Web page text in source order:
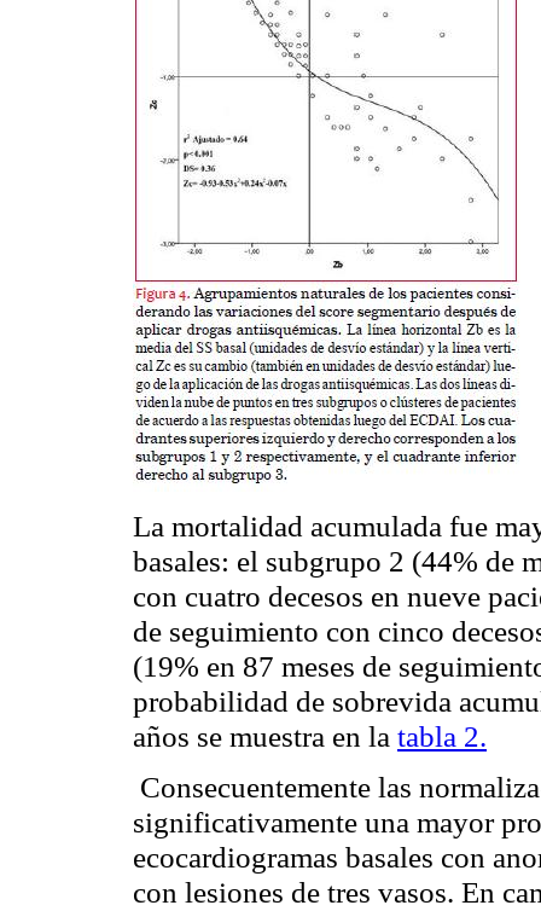
La mortalidad acumulada fue
basales: el subgrupo 2 (44% de
con cuatro decesos en nueve
de seguimiento con cinco
(19% en 87 meses de
probabilidad de sobrevida
años se muestra en la tabla 2.
Consecuentemente las
significativamente una mayor
ecocardiogramas basales con
con lesiones de tres vasos. En